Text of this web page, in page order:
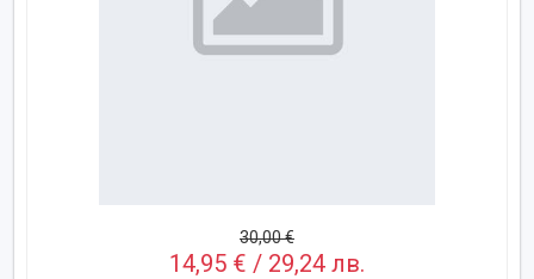
30,00 €
14,95 € / 29,24 лв.